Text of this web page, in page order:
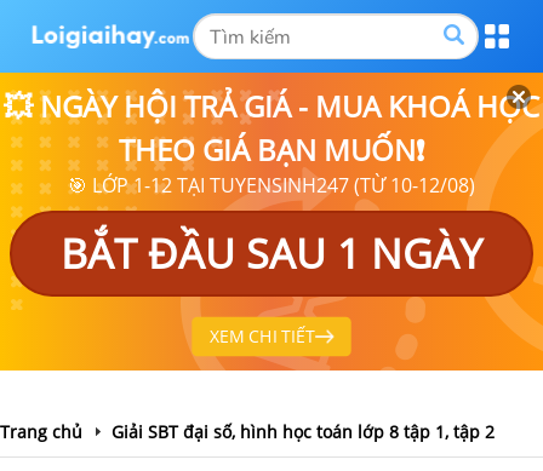
💥 NGÀY HỘI TRẢ GIÁ - MUA KHOÁ HỌC
THEO GIÁ BẠN MUỐN❗
🎯 LỚP 1-12 TẠI TUYENSINH247 (TỪ 10-12/08)
BẮT ĐẦU SAU 1 NGÀY
XEM CHI TIẾT
Trang chủ Giải SBT đại số, hình học toán lớp 8 tập 1, tập 2